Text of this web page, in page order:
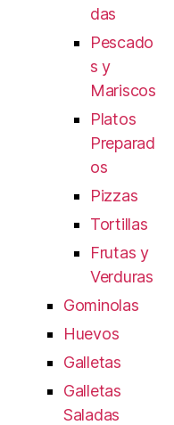
das
Pescado
s y
Mariscos
Platos
Preparad
os
Pizzas
Tortillas
Frutas y
Verduras
Gominolas
Huevos
Galletas
Galletas
Saladas